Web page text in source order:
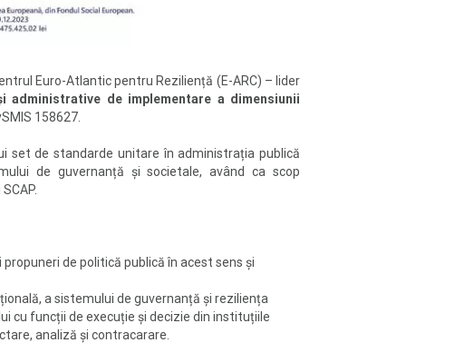
Euro-Atlantic pentru Reziliență (E-ARC) – lider
administrative de implementare a dimensiunii
158627.
set de standarde unitare în administrația publică
de guvernanță și societale, având ca scop
de politică publică în acest sens și
a sistemului de guvernanță și reziliența
cu funcții de execuție și decizie din instituțiile
analiză și contracarare.